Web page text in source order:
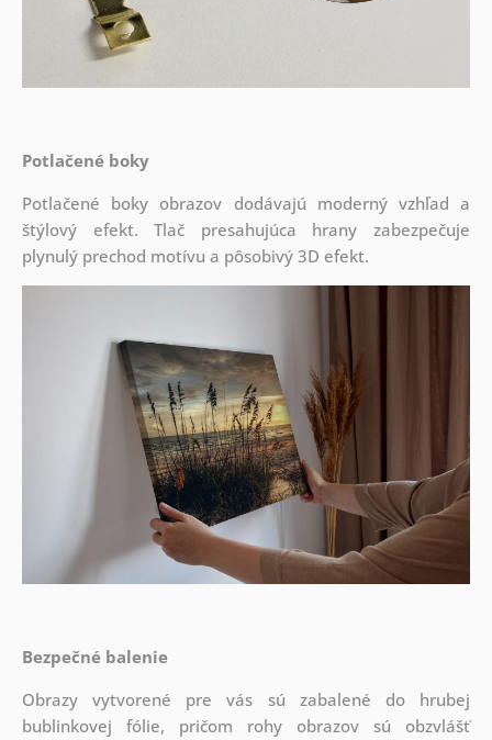
Potlačené boky
Potlačené boky obrazov dodávajú moderný vzhľad a
štýlový efekt. Tlač presahujúca hrany zabezpečuje
plynulý prechod motívu a pôsobivý 3D efekt.
Bezpečné balenie
Obrazy vytvorené pre vás sú zabalené do hrubej
bublinkovej fólie, pričom rohy obrazov sú obzvlášť